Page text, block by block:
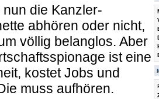
nun die Kanzler-
abhören oder nicht,
völlig belanglos. Aber
ist eine
kostet Jobs und
muss aufhören.